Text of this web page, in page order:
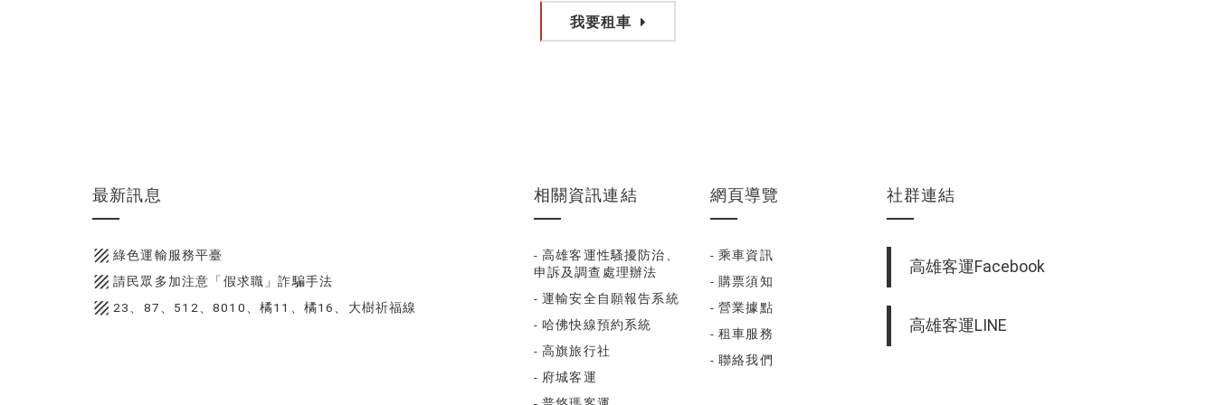
我要租車
最新訊息
texture 綠色運輸服務平臺
texture 請民眾多加注意「假求職」詐騙手法
texture 23、87、512、8010、橘11、橘16、大樹祈福線
相關資訊連結
- 高雄客運性騷擾防治、
申訴及調查處理辦法
- 運輸安全自願報告系統
- 哈佛快線預約系統
- 高旗旅行社
- 府城客運
網頁導覽
- 乘車資訊
- 購票須知
- 營業據點
- 租車服務
- 聯絡我們
社群連結
高雄客運Facebook
高雄客運LINE